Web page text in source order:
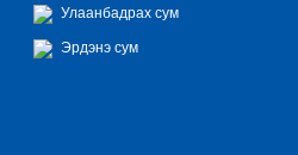
Улаанбадрах сум
Эрдэнэ сум